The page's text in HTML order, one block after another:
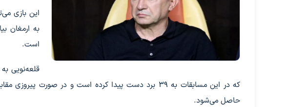
این بازی
به ارمغان
است.
که در این مسابقات به ۳۹ برد دست پیدا کرده است و در صورت
حاصل می‌شود.